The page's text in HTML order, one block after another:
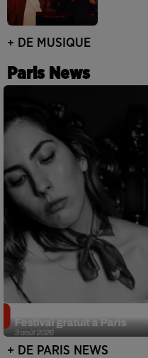
+ DE MUSIQUE
Paris News
3 août 2026
Festival gratuit à Paris
+ DE PARIS NEWS